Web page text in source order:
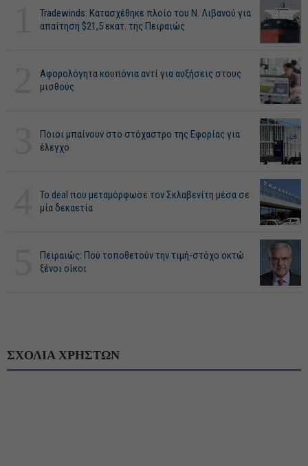
Tradewinds: Κατασχέθηκε πλοίο του Ν. Λιβανού για
απαίτηση $21,5 εκατ. της Πειραιώς
Αφορολόγητα κουπόνια αντί για αυξήσεις στους
μισθούς
Ποιοι μπαίνουν στο στόχαστρο της Εφορίας για
έλεγχο
Το deal που μεταμόρφωσε τον Σκλαβενίτη μέσα σε
μία δεκαετία
Πειραιώς: Πού τοποθετούν την τιμή-στόχο οκτώ
ξένοι οίκοι
ΣΧΟΛΙΑ ΧΡΗΣΤΩΝ